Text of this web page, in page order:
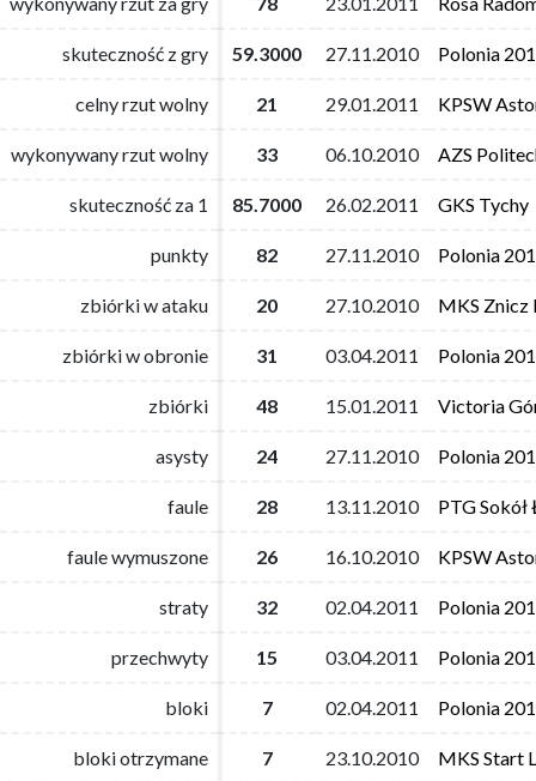
skuteczność z gry 59.3000 27.11.2010 Polonia
celny rzut wolny 21 29.01.2011 KPSW
wykonywany rzut wolny 33 06.10.2010 AZS
skuteczność za 1 85.7000 26.02.2011 GKS Tychy
punkty 82 27.11.2010 Polonia
zbiórki w ataku 20 27.10.2010 MKS Znicz
zbiórki w obronie 31 03.04.2011 Polonia
zbiórki 48 15.01.2011 Victoria
asysty 24 27.11.2010 Polonia
faule 28 13.11.2010 PTG Sokół
faule wymuszone 26 16.10.2010 KPSW
straty 32 02.04.2011 Polonia
przechwyty 15 03.04.2011 Polonia
bloki 7 02.04.2011 Polonia
bloki otrzymane 7 23.10.2010 MKS Start
skuteczność z gry 59.3000 27.11.2010 Polonia
celny rzut wolny 21 29.01.2011 KPSW
wykonywany rzut wolny 33 06.10.2010 AZS
skuteczność za 1 85.7000 26.02.2011 GKS Tychy
punkty 82 27.11.2010 Polonia
zbiórki w ataku 20 27.10.2010 MKS Znicz
zbiórki w obronie 31 03.04.2011 Polonia
zbiórki 48 15.01.2011 Victoria
asysty 24 27.11.2010 Polonia
faule 28 13.11.2010 PTG Sokół
faule wymuszone 26 16.10.2010 KPSW
straty 32 02.04.2011 Polonia
przechwyty 15 03.04.2011 Polonia
bloki 7 02.04.2011 Polonia
bloki otrzymane 7 23.10.2010 MKS Start